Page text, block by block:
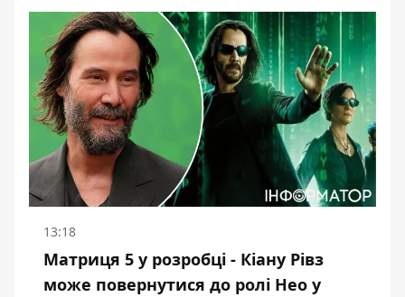
13:18
Матриця 5 у розробці - Кіану Рівз
може повернутися до ролі Нео у